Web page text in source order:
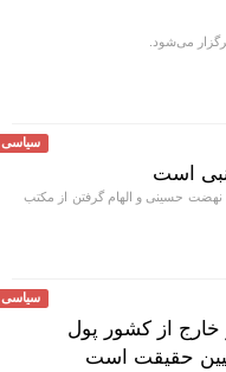
می‌شود.
سیاسی
است
نهضت حسینی و الهام گرفتن از مکتب
سیاسی
خارج از کشور پول
حقیقت است